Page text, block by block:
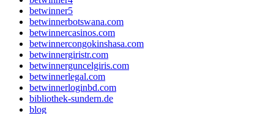
betwinner5
betwinnerbotswana.com
betwinnercasinos.com
betwinnercongokinshasa.com
betwinnergiristr.com
betwinnerguncelgiris.com
betwinnerlegal.com
betwinnerloginbd.com
bibliothek-sundern.de
blog